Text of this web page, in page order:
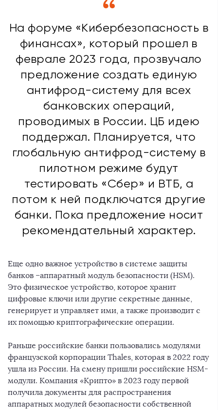
На форуме «Кибербезопасность в
финансах», который прошел в
феврале 2023 года, прозвучало
предложение создать единую
антифрод-систему для всех
банковских операций,
проводимых в России. ЦБ идею
поддержал. Планируется, что
глобальную антифрод-систему в
пилотном режиме будут
тестировать «Сбер» и ВТБ, а
потом к ней подключатся другие
банки. Пока предложение носит
рекомендательный характер.
Еще одно важное устройство в системе защиты
банков –аппаратный модуль безопасности (HSM).
Это физическое устройство, которое хранит
цифровые ключи или другие секретные данные,
генерирует и управляет ими, а также производит с
их помощью криптографические операции.
Раньше российские банки пользовались модулями
французской корпорации Thales, которая в 2022 году
ушла из России. На смену пришли российские HSM-
модули. Компания «Крипто» в 2023 году первой
получила документы для распространения
аппаратных модулей безопасности собственной